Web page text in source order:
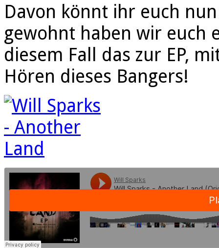
Davon könnt ihr euch
gewohnt haben wir euch
diesem Fall das zur EP,
Hören dieses Bangers!